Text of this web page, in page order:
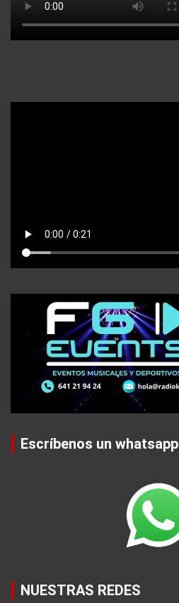
Escríbenos un whatsapp
NUESTRAS REDES